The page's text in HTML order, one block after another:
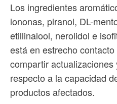
Los ingredientes
iononas, piranol, DL-
etillinalool, nerolidol e
está en estrecho
compartir actualizaciones
respecto a la capacidad
productos afectados.